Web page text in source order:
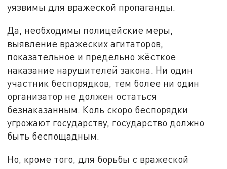
уязвимы для вражеской пропаганды.
Да, необходимы полицейские меры,
выявление вражеских агитаторов,
показательное и предельно жёсткое
наказание нарушителей закона. Ни один
участник беспорядков, тем более ни один
организатор не должен остаться
безнаказанным. Коль скоро беспорядки
угрожают государству, государство должно
быть беспощадным.
Но, кроме того, для борьбы с вражеской